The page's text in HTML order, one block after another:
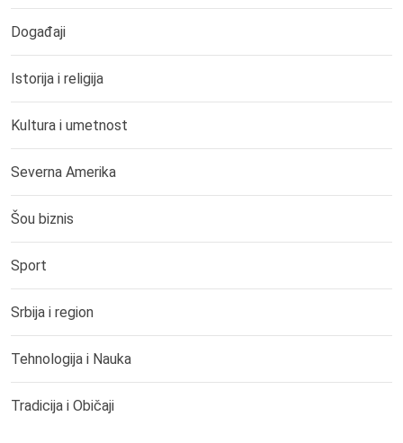
Događaji
Istorija i religija
Kultura i umetnost
Severna Amerika
Šou biznis
Sport
Srbija i region
Tehnologija i Nauka
Tradicija i Običaji